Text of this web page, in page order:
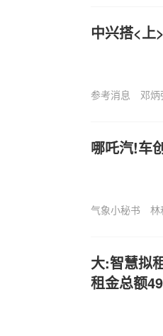
中兴搭<上
参考消息 邓炳
哪吒汽!车
气象小秘书 林
大:智慧拟
租金总额